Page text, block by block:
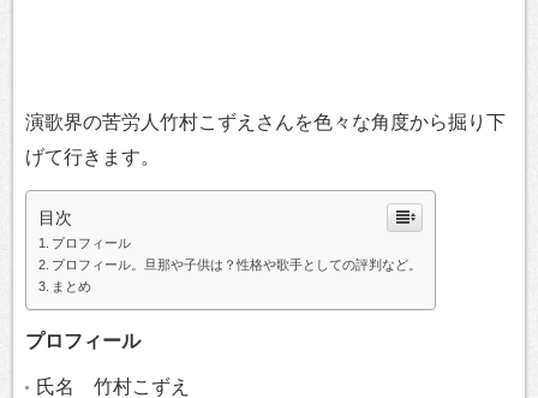
演歌界の苦労人竹村こずえさんを色々な角度から掘り下
げて行きます。
目次
プロフィール
プロフィール。旦那や子供は？性格や歌手としての評判など。
まとめ
プロフィール
氏名 竹村こずえ